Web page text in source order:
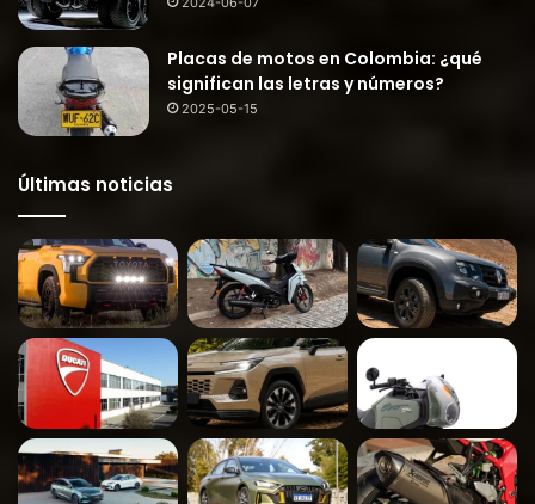
Placas de motos en Colombia: ¿qué
significan las letras y números?
2025-05-15
Últimas noticias